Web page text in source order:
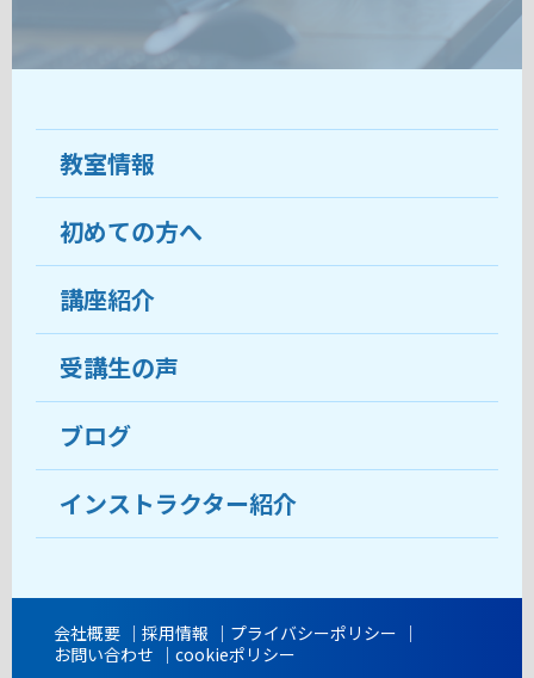
教室情報
教室について
受講生の声
おすすめ・人気の講座
目的から講座を探す
教室ブログ
初めての方へ
ココがおすすめ
料金
受講までの流れ
よくあるご質問
講座紹介
受講生の声
ブログ
インストラクター紹介
会社概要 採用情報
プライバシーポリシー
お問い合わせ
cookieポリシー